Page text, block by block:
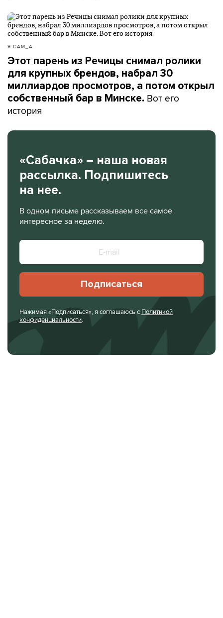
Я САМ_А
Этот парень из Речицы снимал ролики
для крупных брендов, набрал 30
миллиардов просмотров, а потом открыл
собственный бар в Минске. Вот его
история
«Сабачка» – наша новая
рассылка. Подпишитесь
на нее.
В одном письме рассказываем все самое
интересное за неделю.
Подписаться
Нажимая «Подписаться», я соглашаюсь с Политикой
конфиденциальности.